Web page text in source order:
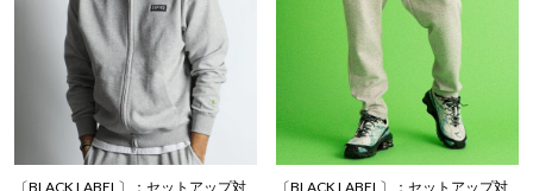
〔BLACK LABEL〕：セットアップ対
〔BLACK LABEL〕：セットアップ対